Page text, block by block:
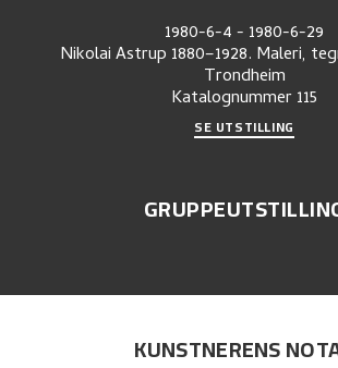
1980-6-4- 1980-6-29
Nikolai Astrup 1880–1928. Maleri,
Trondheim
Katalognummer115
SE UTSTILLING
KUNSTNERENS